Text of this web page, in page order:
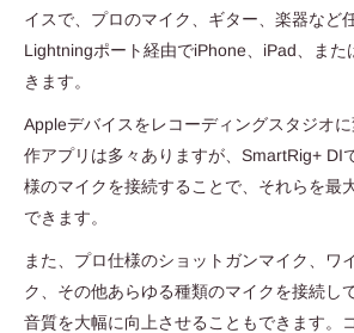
イスで、プロのマイク、ギター、楽器など
Lightningポート経由でiPhone、iPad、また
きます。
Appleデバイスをレコーディングスタジオ
作アプリは多々ありますが、SmartRig+ DI
様のマイクを接続することで、それらを最
できます。
また、プロ仕様のショットガンマイク、ワ
ク、その他あらゆる種類のマイクを接続し
音質を大幅に向上させることもできます。